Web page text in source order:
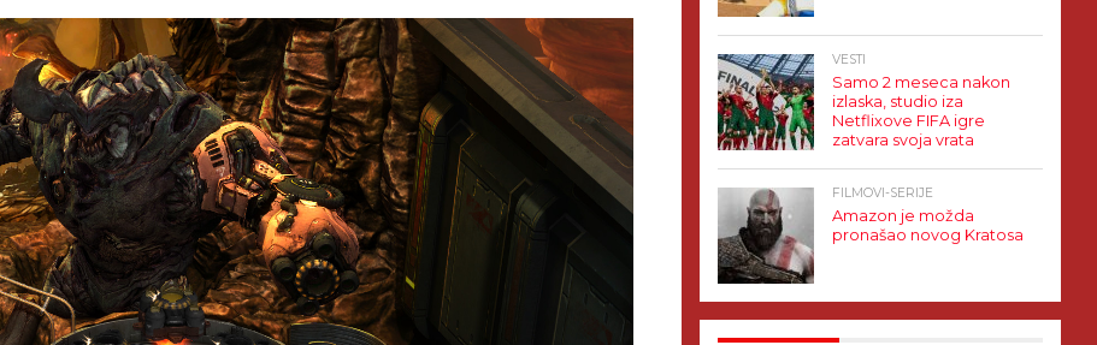
VESTI
Samo 2 meseca nakon
izlaska, studio iza
Netflixove FIFA igre
zatvara svoja vrata
FILMOVI-SERIJE
Amazon je možda
pronašao novog Kratosa